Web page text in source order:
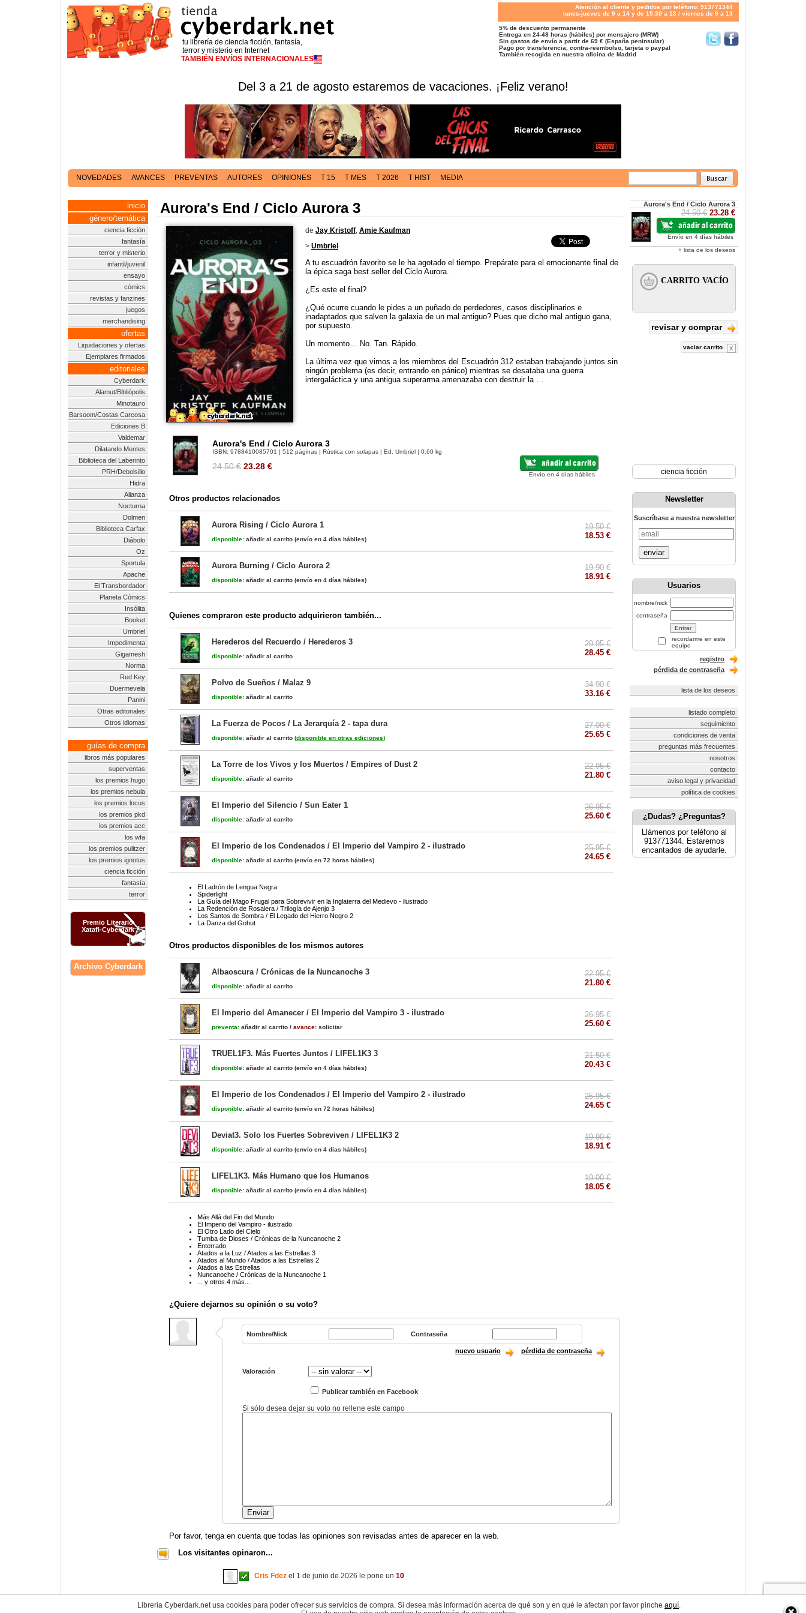
tu librería de ciencia ficción, fantasía,
terror y misterio en Internet
TAMBIÉN ENVÍOS INTERNACIONALES
Atención al cliente y pedidos por teléfono: 913771344
lunes-jueves de 9 a 14 y de 15:30 a 18 / viernes de 9 a 13
5% de descuento permanente
Entrega en 24-48 horas (hábiles) por mensajero (MRW)
Sin gastos de envío a partir de 69 € (España peninsular)
Pago por transferencia, contra-reembolso, tarjeta o paypal
También recogida en nuestra oficina de Madrid
Del 3 a 21 de agosto estaremos de vacaciones. ¡Feliz verano!
NOVEDADES AVANCES PREVENTAS AUTORES OPINIONES T 15 T MES T 2026 T HIST MEDIA
inicio
género/temática
ciencia ficción
fantasía
terror y misterio
infantil/juvenil
ensayo
cómics
revistas y fanzines
juegos
merchandising
ofertas
Liquidaciones y ofertas
Ejemplares firmados
editoriales
Cyberdark
Alamut/Bibliópolis
Minotauro
Barsoom/Costas Carcosa
Ediciones B
Valdemar
Dilatando Mentes
Biblioteca del Laberinto
PRH/Debolsillo
Hidra
Alianza
Nocturna
Dolmen
Biblioteca Carfax
Diábolo
Oz
Sportula
Apache
El Transbordador
Planeta Cómics
Insólita
Booket
Umbriel
Impedimenta
Gigamesh
Norma
Red Key
Duermevela
Panini
Otras editoriales
Otros idiomas
guías de compra
libros más populares
superventas
los premios hugo
los premios nebula
los premios locus
los premios pkd
los premios acc
los wfa
los premios pulitzer
los premios ignotus
ciencia ficción
fantasía
terror
Premio Literario
Xatafi-Cyberdark
Archivo Cyberdark
Aurora's End / Ciclo Aurora 3
de Jay Kristoff, Amie Kaufman
> Umbriel
A tu escuadrón favorito se le ha agotado el tiempo. Prepárate para el emocionante final de
la épica saga best seller del Ciclo Aurora.
¿Es este el final?
¿Qué ocurre cuando le pides a un puñado de perdedores, casos disciplinarios e
inadaptados que salven la galaxia de un mal antiguo? Pues que dicho mal antiguo gana,
por supuesto.
Un momento… No. Tan. Rápido.
La última vez que vimos a los miembros del Escuadrón 312 estaban trabajando juntos sin
ningún problema (es decir, entrando en pánico) mientras se desataba una guerra
intergaláctica y una antigua superarma amenazaba con destruir la …
Aurora's End / Ciclo Aurora 3
ISBN: 9788410085701 | 512 páginas | Rústica con solapas | Ed. Umbriel | 0.60 kg
24.50 € 23.28 €
Envío en 4 días hábiles
Otros productos relacionados
Aurora Rising / Ciclo Aurora 1
disponible: añadir al carrito (envío en 4 días hábiles)
19.50 €
18.53 €
Aurora Burning / Ciclo Aurora 2
disponible: añadir al carrito (envío en 4 días hábiles)
19.90 €
18.91 €
Quienes compraron este producto adquirieron también...
Herederos del Recuerdo / Herederos 3
disponible: añadir al carrito
29.95 €
28.45 €
Polvo de Sueños / Malaz 9
disponible: añadir al carrito
34.90 €
33.16 €
La Fuerza de Pocos / La Jerarquía 2 - tapa dura
disponible: añadir al carrito (disponible en otras ediciones)
27.00 €
25.65 €
La Torre de los Vivos y los Muertos / Empires of Dust 2
disponible: añadir al carrito
22.95 €
21.80 €
El Imperio del Silencio / Sun Eater 1
disponible: añadir al carrito
26.95 €
25.60 €
El Imperio de los Condenados / El Imperio del Vampiro 2 - ilustrado
disponible: añadir al carrito (envío en 72 horas hábiles)
25.95 €
24.65 €
El Ladrón de Lengua Negra
Spiderlight
La Guía del Mago Frugal para Sobrevivir en la Inglaterra del Medievo - ilustrado
La Redención de Rosalera / Trilogía de Ajenjo 3
Los Santos de Sombra / El Legado del Hierro Negro 2
La Danza del Gohut
Otros productos disponibles de los mismos autores
Albaoscura / Crónicas de la Nuncanoche 3
disponible: añadir al carrito
22.95 €
21.80 €
El Imperio del Amanecer / El Imperio del Vampiro 3 - ilustrado
preventa: añadir al carrito / avance: solicitar
26.95 €
25.60 €
TRUEL1F3. Más Fuertes Juntos / LIFEL1K3 3
disponible: añadir al carrito (envío en 4 días hábiles)
21.50 €
20.43 €
El Imperio de los Condenados / El Imperio del Vampiro 2 - ilustrado
disponible: añadir al carrito (envío en 72 horas hábiles)
25.95 €
24.65 €
Deviat3. Solo los Fuertes Sobreviven / LIFEL1K3 2
disponible: añadir al carrito (envío en 4 días hábiles)
19.90 €
18.91 €
LIFEL1K3. Más Humano que los Humanos
disponible: añadir al carrito (envío en 4 días hábiles)
19.00 €
18.05 €
Más Allá del Fin del Mundo
El Imperio del Vampiro - ilustrado
El Otro Lado del Cielo
Tumba de Dioses / Crónicas de la Nuncanoche 2
Enterrado
Atados a la Luz / Atados a las Estrellas 3
Atados al Mundo / Atados a las Estrellas 2
Atados a las Estrellas
Nuncanoche / Crónicas de la Nuncanoche 1
... y otros 4 más...
¿Quiere dejarnos su opinión o su voto?
Nombre/Nick Contraseña
nuevo usuario pérdida de contraseña
Valoración
Publicar también en Facebook
Si sólo desea dejar su voto no rellene este campo
Por favor, tenga en cuenta que todas las opiniones son revisadas antes de aparecer en la web.
Los visitantes opinaron...
Cris Fdez el 1 de junio de 2026 le pone un 10
Aurora's End / Ciclo Aurora 3
24.50 € 23.28 €
Envío en 4 días hábiles
+ lista de los deseos
revisar y comprar
vaciar carrito
ciencia ficción
Newsletter
Suscríbase a nuestra newsletter
enviar
Usuarios
nombre/nick
contraseña
recordarme en este
equipo
registro
pérdida de contraseña
lista de los deseos
listado completo
seguimiento
condiciones de venta
preguntas más frecuentes
nosotros
contacto
aviso legal y privacidad
política de cookies
¿Dudas? ¿Preguntas?
Llámenos por teléfono al
913771344. Estaremos
encantados de ayudarle.
Librería Cyberdark.net usa cookies para poder ofrecer sus servicios de compra. Si desea más información acerca de qué son y en qué le afectan por favor pinche aquí.